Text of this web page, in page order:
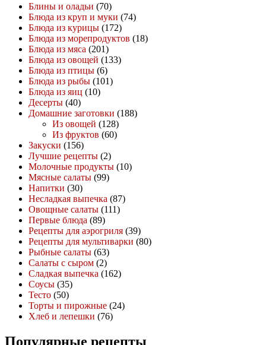
Блины и оладьи (70)
Блюда из круп и муки (74)
Блюда из курицы (172)
Блюда из морепродуктов (18)
Блюда из мяса (201)
Блюда из овощей (133)
Блюда из птицы (6)
Блюда из рыбы (101)
Блюда из яиц (10)
Десерты (40)
Домашние заготовки (188)
Из овощей (128)
Из фруктов (60)
Закуски (156)
Лучшие рецепты (2)
Молочные продукты (10)
Мясные салаты (99)
Напитки (30)
Несладкая выпечка (87)
Овощные салаты (111)
Первые блюда (89)
Рецепты для аэрогриля (39)
Рецепты для мультиварки (80)
Рыбные салаты (63)
Салаты с сыром (2)
Сладкая выпечка (162)
Соусы (35)
Тесто (50)
Торты и пирожные (24)
Хлеб и лепешки (76)
Популярные рецепты